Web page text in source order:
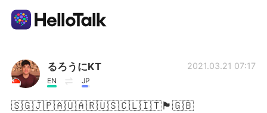
Dil Değişimi Uygulaması
AI Grammar Checker
るろうにKT
EN JP
2021.03.21 07:17
🇸🇬🇯🇵🇦🇺🇦🇷🇺🇸🇨🇱🇮🇹🏴󠁧󠁢󠁳󠁣󠁴󠁿🇬🇧